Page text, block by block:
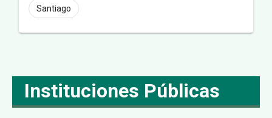
Santiago
Instituciones Públicas